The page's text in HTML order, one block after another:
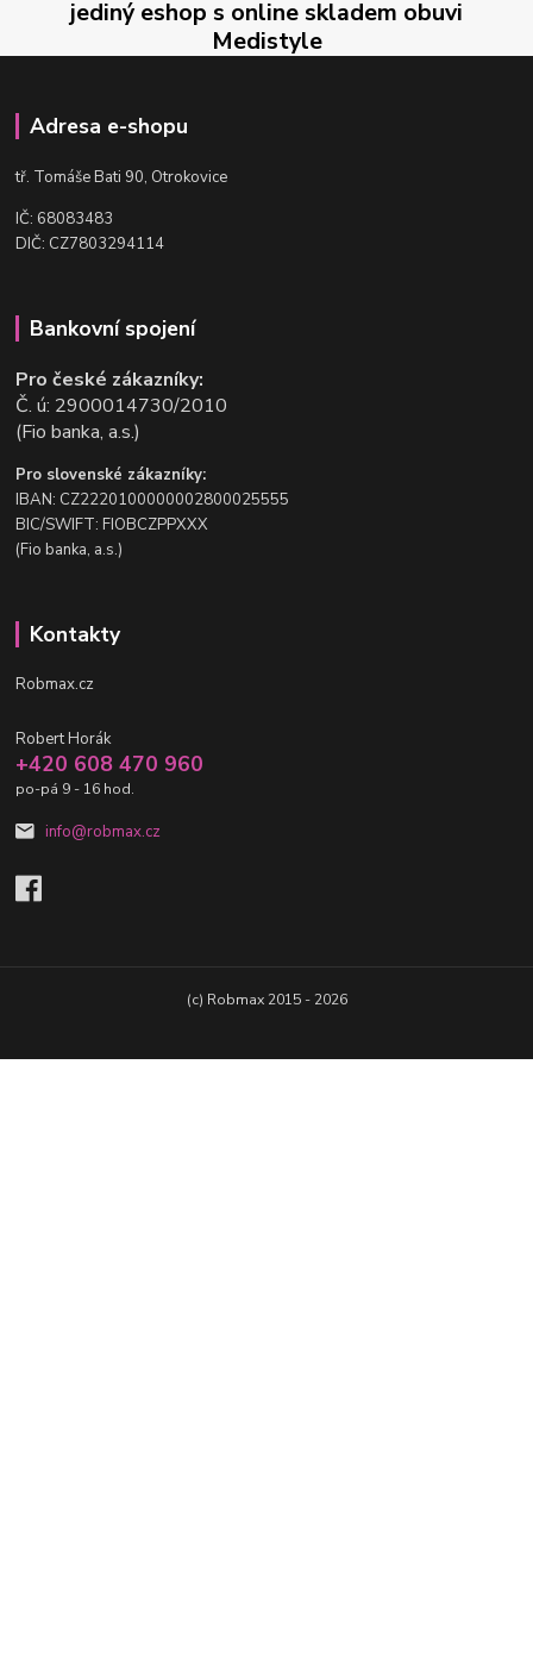
jediný eshop s online skladem obuvi
Medistyle
Adresa e-shopu
tř. Tomáše Bati 90, Otrokovice
IČ: 68083483
DIČ: CZ7803294114
Bankovní spojení
Pro české zákazníky:
Č. ú: 2900014730/2010
(Fio banka, a.s.)
Pro slovenské zákazníky:
IBAN: CZ2220100000002800025555
BIC/SWIFT: FIOBCZPPXXX
(Fio banka, a.s.)
Kontakty
Robmax.cz
Robert Horák
+420 608 470 960
po-pá 9 - 16 hod.
info@robmax.cz
(c) Robmax 2015 - 2026